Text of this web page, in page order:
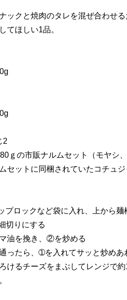
ックと焼肉のタレを混ぜ合わせ
てほしい1品。
2
ｇの市販ナルムセット（モヤシ
セットに同梱されていたコチュジ
プロックなど袋に入れ、上から麺
切りにする
油を挽き、②を炒める
たら、➀を入れてサッと炒めあ
けるチーズをまぶしてレンジで